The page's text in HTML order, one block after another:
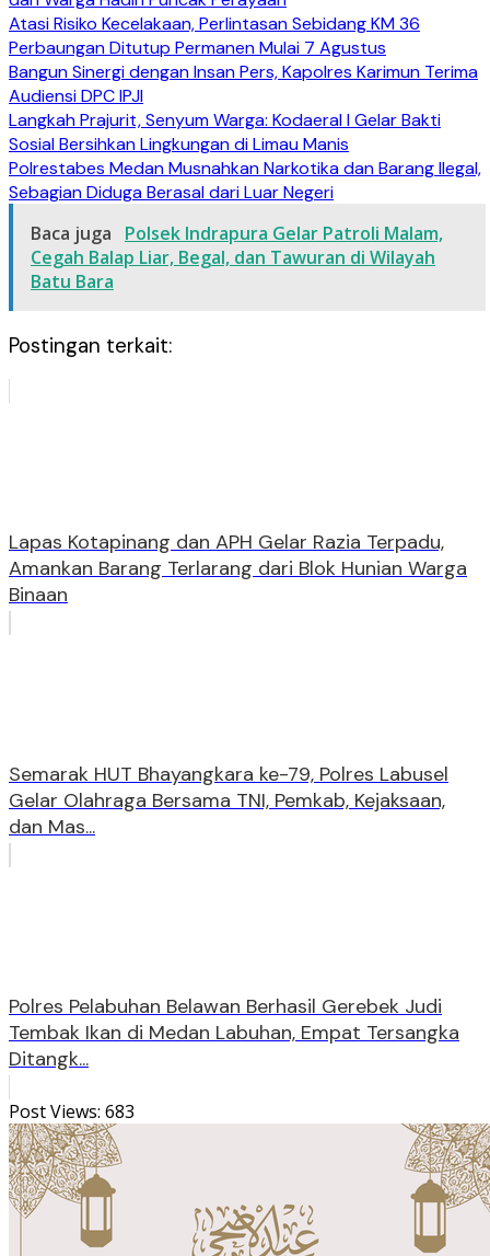
Atasi Risiko Kecelakaan, Perlintasan Sebidang KM 36
Perbaungan Ditutup Permanen Mulai 7 Agustus
Bangun Sinergi dengan Insan Pers, Kapolres Karimun Terima
Audiensi DPC IPJI
Langkah Prajurit, Senyum Warga: Kodaeral I Gelar Bakti
Sosial Bersihkan Lingkungan di Limau Manis
Polrestabes Medan Musnahkan Narkotika dan Barang Ilegal,
Sebagian Diduga Berasal dari Luar Negeri
Baca juga
Polsek Indrapura Gelar Patroli Malam,
Cegah Balap Liar, Begal, dan Tawuran di Wilayah
Batu Bara
Postingan terkait:
Lapas Kotapinang dan APH Gelar Razia Terpadu,
Amankan Barang Terlarang dari Blok Hunian Warga
Binaan
Semarak HUT Bhayangkara ke-79, Polres Labusel
Gelar Olahraga Bersama TNI, Pemkab, Kejaksaan,
dan Mas...
Polres Pelabuhan Belawan Berhasil Gerebek Judi
Tembak Ikan di Medan Labuhan, Empat Tersangka
Ditangk...
Post Views: 683